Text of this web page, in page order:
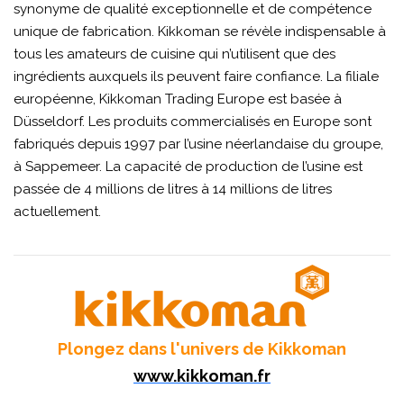
synonyme de qualité exceptionnelle et de compétence
unique de fabrication. Kikkoman se révèle indispensable à
tous les amateurs de cuisine qui n’utilisent que des
ingrédients auxquels ils peuvent faire confiance. La filiale
européenne, Kikkoman Trading Europe est basée à
Düsseldorf. Les produits commercialisés en Europe sont
fabriqués depuis 1997 par l’usine néerlandaise du groupe,
à Sappemeer. La capacité de production de l’usine est
passée de 4 millions de litres à 14 millions de litres
actuellement.
Plongez dans l'univers de Kikkoman
www.kikkoman.fr